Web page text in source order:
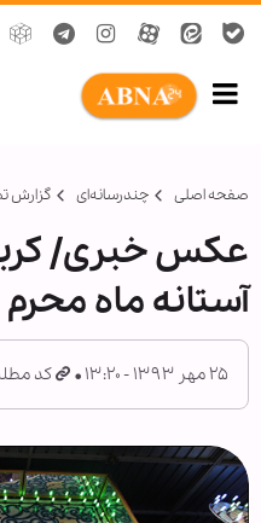
صفحه اصلی چندرسانه‌ای گزارش
عکس خبری/
آستانه ماه محرم
۲۵ مهر ۱۳۹۳ - ۱۳:۲۰ کد مطلب: